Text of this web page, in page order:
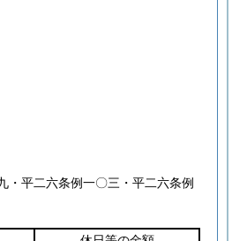
・平二六条例一〇三・平二六条例